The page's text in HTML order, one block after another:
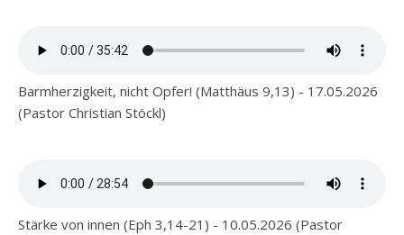
Barmherzigkeit, nicht Opfer! (Matthäus 9,13) - 17.05.2026
(Pastor Christian Stöckl)
Stärke von innen (Eph 3,14-21) - 10.05.2026 (Pastor